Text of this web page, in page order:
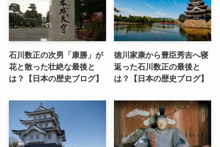
石川数正の次男「康勝」が
花と散った壮絶な最後と
は？【日本の歴史ブログ】
徳川家康から豊臣秀吉へ寝
返った石川数正の最後と
は？【日本の歴史ブログ】